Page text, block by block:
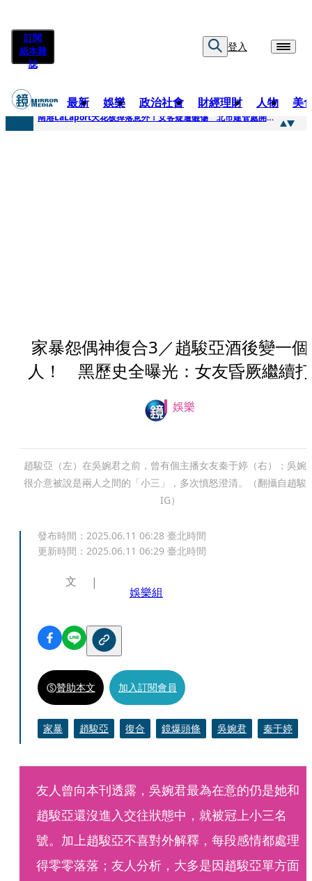
訂閱
紙本雜
誌
登入
最新 娛樂 政治社會 財經理財 人物 美
快訊
南港LaLaport天花板掉落意外！女客疑遭砸傷 北市建管處開罰30萬
家暴怨偶神復合3／趙駿亞酒後變一個
人！ 黑歷史全曝光：女友昏厥繼續打
娛樂
趙駿亞（左）在吳婉君之前，曾有個主播女友秦于婷（右）；吳婉
很介意被說是兩人之間的「小三」，多次憤怒澄清。（翻攝自趙駿
IG）
發布時間： 2025.06.11 06:28 臺北時間
更新時間： 2025.06.11 06:29 臺北時間
文
娛樂組
贊助本文 加入訂閱會員
家暴 趙駿亞 復合 鏡爆頭條 吳婉君 秦于婷
友人曾向本刊透露，吳婉君最為在意的仍是她和
趙駿亞還沒進入交往狀態中，就被冠上小三名
號。加上趙駿亞不喜對外解釋，每段感情都處理
得零零落落；友人分析，大多是因趙駿亞單方面